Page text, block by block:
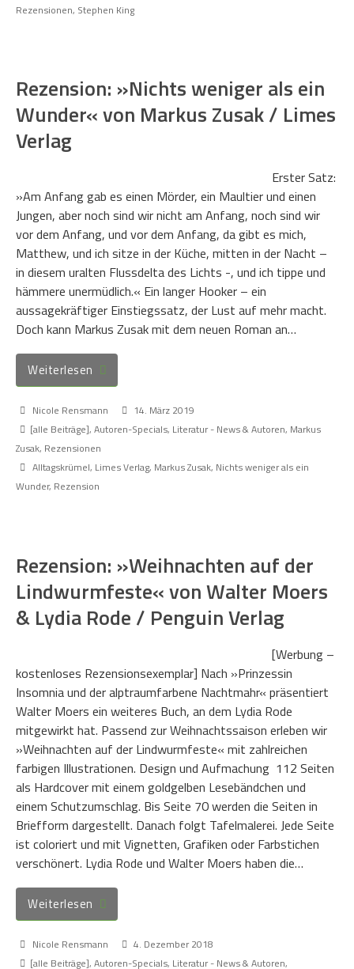
Rezensionen, Stephen King
Rezension: »Nichts weniger als ein
Wunder« von Markus Zusak / Limes
Verlag
Erster Satz:
»Am Anfang gab es einen Mörder, ein Maultier und einen
Jungen, aber noch sind wir nicht am Anfang, noch sind wir
vor dem Anfang, und vor dem Anfang, da gibt es mich,
Matthew, und ich sitze in der Küche, mitten in der Nacht –
in diesem uralten Flussdelta des Lichts -, und ich tippe und
hämmere unermüdlich.« Ein langer Hooker – ein
aussagekräftiger Einstiegssatz, der Lust auf mehr macht.
Doch kann Markus Zusak mit dem neuen Roman an…
Weiterlesen
Nicole Rensmann
14. März 2019
[alle Beiträge], Autoren-Specials, Literatur - News & Autoren, Markus
Zusak, Rezensionen
Alltagskrümel, Limes Verlag, Markus Zusak, Nichts weniger als ein
Wunder, Rezension
Rezension: »Weihnachten auf der
Lindwurmfeste« von Walter Moers
& Lydia Rode / Penguin Verlag
[Werbung –
kostenloses Rezensionsexemplar] Nach »Prinzessin
Insomnia und der alptraumfarbene Nachtmahr« präsentiert
Walter Moers ein weiteres Buch, an dem Lydia Rode
mitgewirkt hat. Passend zur Weihnachtssaison erleben wir
»Weihnachten auf der Lindwurmfeste« mit zahlreichen
farbigen Illustrationen. Design und Aufmachung 112 Seiten
als Hardcover mit einem goldgelben Lesebändchen und
einem Schutzumschlag. Bis Seite 70 werden die Seiten in
Briefform dargestellt. Danach folgt Tafelmalerei. Jede Seite
ist coloriert und mit Vignetten, Grafiken oder Farbstichen
verschönert. Lydia Rode und Walter Moers haben die…
Weiterlesen
Nicole Rensmann
4. Dezember 2018
[alle Beiträge], Autoren-Specials, Literatur - News & Autoren,